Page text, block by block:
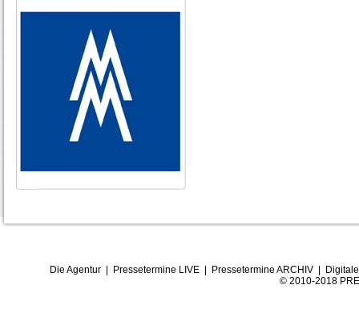
Die Agentur| Pressetermine LIVE| Pressetermine ARCHIV|
© 2010-2018